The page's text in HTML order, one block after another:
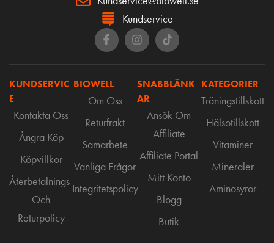
Kundservice
KUNDSERVIC
E
Kontakta Oss
Ångra Köp
Köpvillkor
Återbetalnings-
Och
Returpolicy
BIOWELL
Om Oss
Returfrakt
Samarbete
Vanliga Frågor
Integritetspolicy
SNABBLÄNK
AR
Ansök Om
Affiliate
Affiliate Portal
Mitt Konto
Blogg
Butik
KATEGORIER
Träningstillskott
Hälsotillskott
Vitaminer
Mineraler
Aminosyror